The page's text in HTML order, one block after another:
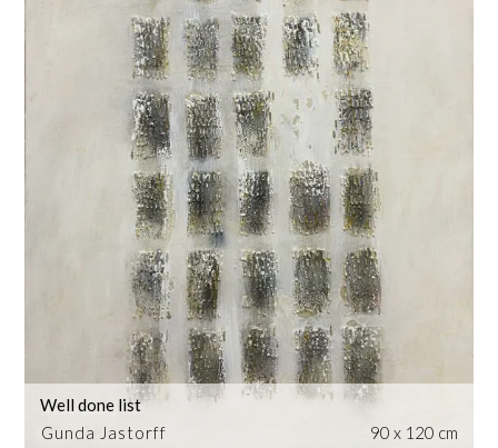
Gunda Jastorff
Well done list
90 x 120 cm